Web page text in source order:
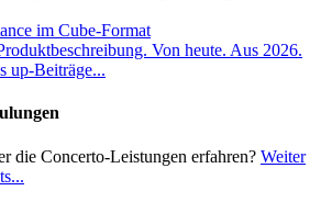
im Cube-Format
Von heute. Aus 2026.
up-Beiträge...
die Concerto-Leistungen erfahren? Weiter